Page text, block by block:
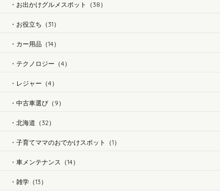
お出かけグルメスポット（38）
お役立ち（31）
カー用品（14）
テクノロジー（4）
レジャー（4）
中古車選び（9）
北海道（32）
子育てママのおでかけスポット（1）
車メンテナンス（14）
雑学（13）